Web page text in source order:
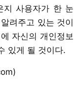
지 사용자가 한 눈
려주고 있는 것이
자신의 개인정보
있게 될 것이다.